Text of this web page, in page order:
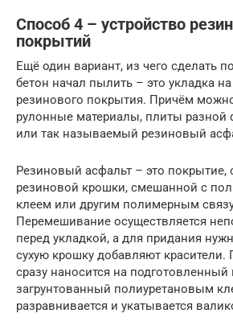
Способ 4 – устройство
покрытий
Ещё один вариант, из чего сделать
бетон начал пылить – это укладка на
резинового покрытия. Причём
рулонные материалы, плиты
или так называемый резиновый
Резиновый асфальт – это покрытие,
резиновой крошки, смешанной с
клеем или другим полимерным
Перемешивание осуществляется
перед укладкой, а для придания
сухую крошку добавляют красители.
сразу наносится на подготовленный
загрунтованный полиуретановым
разравнивается и укатывается